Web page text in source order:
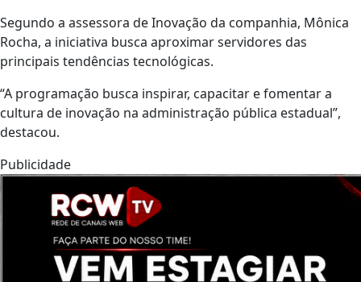
Segundo a assessora de Inovação da companhia, Mônica
Rocha, a iniciativa busca aproximar servidores das
principais tendências tecnológicas.
“A programação busca inspirar, capacitar e fomentar a
cultura de inovação na administração pública estadual”,
destacou.
Publicidade